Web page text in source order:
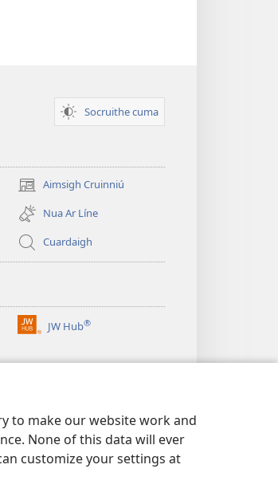
to make our website work and
None of this data will ever
customize your settings at
Socruithe cuma
Aimsigh Cruinniú
(opens
new
window)
Nua Ar Líne
Cuardaigh
JW Hub®
(opens
window)